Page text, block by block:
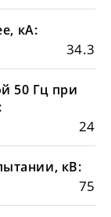
кА:
34.3
50 Гц при
24
кВ:
75